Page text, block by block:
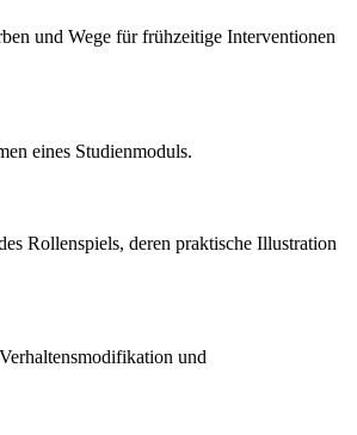
und Wege für frühzeitige Interventionen
eines Studienmoduls.
Rollenspiels, deren praktische Illustration
und